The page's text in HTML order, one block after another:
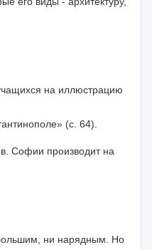
на иллюстрацию
(с. 64).
Софии производит на
ни нарядным. Но